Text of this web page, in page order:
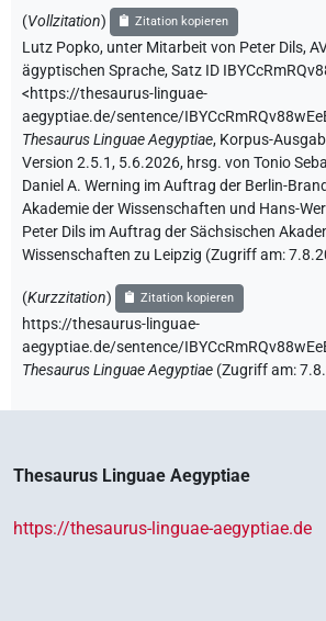
(Vollzitation) Zitation kopieren
Lutz Popko, unter Mitarbeit von Peter Dils,
ägyptischen Sprache,Satz ID
<https://thesaurus-linguae-
aegyptiae.de/sentence/
Thesaurus Linguae Aegyptiae, Korpus-
Version 2.5.1, 5.6.2026, hrsg. von Tonio
Daniel A. Werning im Auftrag der Berlin-
Akademie der Wissenschaften und Hans-
Peter Dils im Auftrag der Sächsischen
Wissenschaften zu Leipzig (Zugriff am:
(Kurzzitation) Zitation kopieren
https://thesaurus-linguae-
aegyptiae.de/sentence/
Thesaurus Linguae Aegyptiae (Zugriff am:
Thesaurus Linguae Aegyptiae
https://thesaurus-linguae-aegyptiae.de